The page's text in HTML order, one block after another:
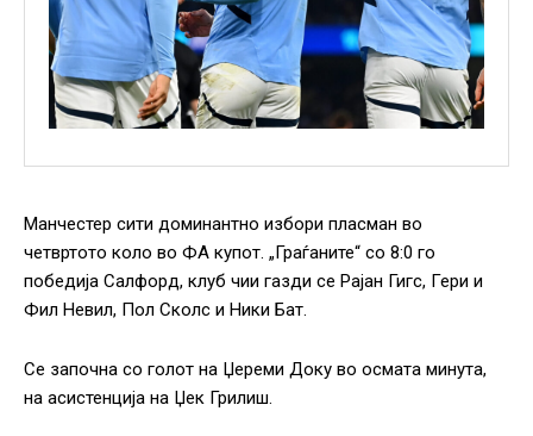
Манчестер сити доминантно избори пласман во
четвртото коло во ФА купот. „Граѓаните“ со 8:0 го
победија Салфорд, клуб чии газди се Рајан Гигс, Гери и
Фил Невил, Пол Сколс и Ники Бат.
Се започна со голот на Џереми Доку во осмата минута,
на асистенција на Џек Грилиш.